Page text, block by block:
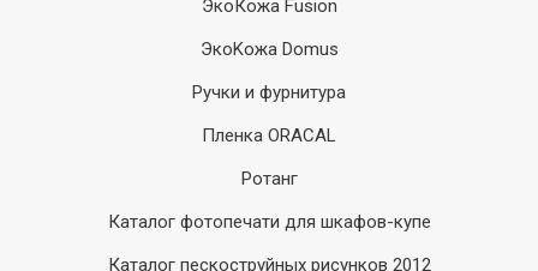
ЭкоКожа Fusion
ЭкоKожа Domus
Ручки и фурнитура
Пленка ORACAL
Ротанг
Каталог фотопечати для шкафов-купе
Каталог пескоструйных рисунков 2012